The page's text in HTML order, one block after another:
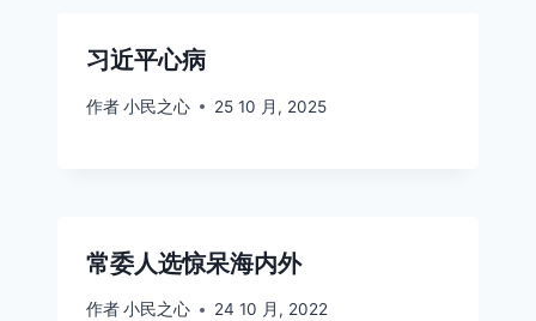
习近平心病
作者小民之心 25 10 月, 2025
常委人选惊呆海内外
作者小民之心 24 10 月, 2022